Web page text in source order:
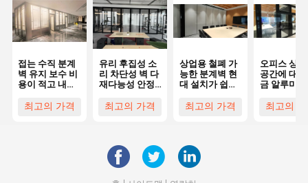
접는 수직 분계
벽 유지 보수 비
용이 적고 내구
최고의 가격
유리 후집성 소
리 차단성 벽 다
재다능성 안정
로 편리성
최고의 가격
상업용 철폐 가
능한 분계벽 현
대 설치가 쉽습
최고의 가격
오피스 상
공간에 대
금 알루미늄
최고의